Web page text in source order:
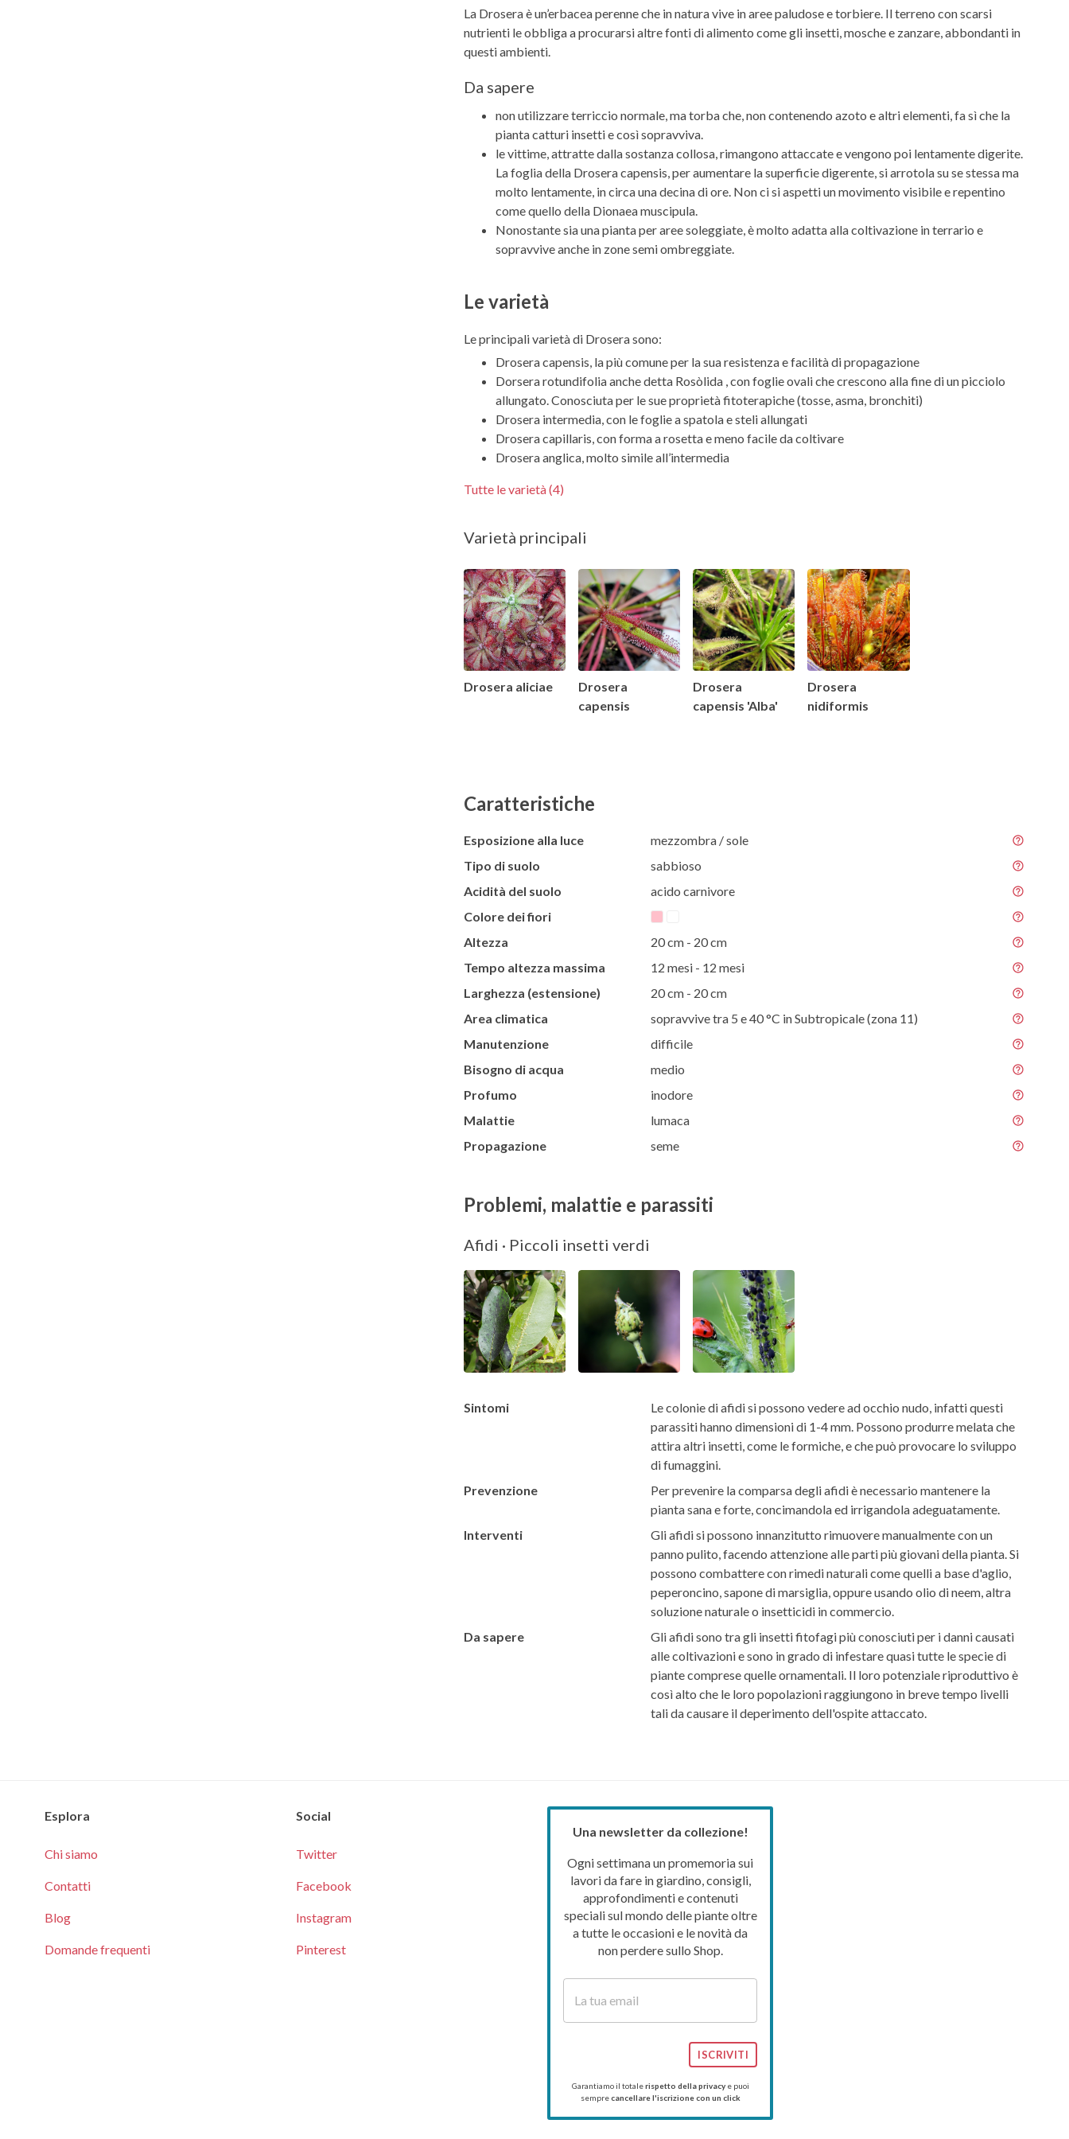
La Drosera è un’erbacea perenne che in natura vive in aree paludose e torbiere. Il terreno con scarsi
nutrienti le obbliga a procurarsi altre fonti di alimento come gli insetti, mosche e zanzare, abbondanti in
questi ambienti.
Da sapere
non utilizzare terriccio normale, ma torba che, non contenendo azoto e altri elementi, fa sì che la
pianta catturi insetti e così sopravviva.
le vittime, attratte dalla sostanza collosa, rimangono attaccate e vengono poi lentamente digerite.
La foglia della Drosera capensis, per aumentare la superficie digerente, si arrotola su se stessa ma
molto lentamente, in circa una decina di ore. Non ci si aspetti un movimento visibile e repentino
come quello della Dionaea muscipula.
Nonostante sia una pianta per aree soleggiate, è molto adatta alla coltivazione in terrario e
sopravvive anche in zone semi ombreggiate.
Le varietà
Le principali varietà di Drosera sono:
Drosera capensis, la più comune per la sua resistenza e facilità di propagazione
Dorsera rotundifolia anche detta Rosòlida , con foglie ovali che crescono alla fine di un picciolo
allungato. Conosciuta per le sue proprietà fitoterapiche (tosse, asma, bronchiti)
Drosera intermedia, con le foglie a spatola e steli allungati
Drosera capillaris, con forma a rosetta e meno facile da coltivare
Drosera anglica, molto simile all’intermedia
Tutte le varietà (4)
Varietà principali
Drosera aliciae
Drosera
capensis
Drosera
capensis 'Alba'
Drosera
nidiformis
Caratteristiche
Esposizione alla luce
mezzombra / sole
Tipo di suolo
sabbioso
Acidità del suolo
acido carnivore
Colore dei fiori
Altezza
20 cm - 20 cm
Tempo altezza massima
12 mesi - 12 mesi
Larghezza (estensione)
20 cm - 20 cm
Area climatica
sopravvive tra 5 e 40 °C in Subtropicale (zona 11)
Manutenzione
difficile
Bisogno di acqua
medio
Profumo
inodore
Malattie
lumaca
Propagazione
seme
Problemi, malattie e parassiti
Afidi · Piccoli insetti verdi
Sintomi
Le colonie di afidi si possono vedere ad occhio nudo, infatti questi
parassiti hanno dimensioni di 1-4 mm. Possono produrre melata che
attira altri insetti, come le formiche, e che può provocare lo sviluppo
di fumaggini.
Prevenzione
Per prevenire la comparsa degli afidi è necessario mantenere la
pianta sana e forte, concimandola ed irrigandola adeguatamente.
Interventi
Gli afidi si possono innanzitutto rimuovere manualmente con un
panno pulito, facendo attenzione alle parti più giovani della pianta. Si
possono combattere con rimedi naturali come quelli a base d'aglio,
peperoncino, sapone di marsiglia, oppure usando olio di neem, altra
soluzione naturale o insetticidi in commercio.
Da sapere
Gli afidi sono tra gli insetti fitofagi più conosciuti per i danni causati
alle coltivazioni e sono in grado di infestare quasi tutte le specie di
piante comprese quelle ornamentali. Il loro potenziale riproduttivo è
così alto che le loro popolazioni raggiungono in breve tempo livelli
tali da causare il deperimento dell'ospite attaccato.
Esplora
Chi siamo
Contatti
Blog
Domande frequenti
Social
Twitter
Facebook
Instagram
Pinterest
Una newsletter da collezione!
Ogni settimana un promemoria sui
lavori da fare in giardino, consigli,
approfondimenti e contenuti
speciali sul mondo delle piante oltre
a tutte le occasioni e le novità da
non perdere sullo Shop.
ISCRIVITI
Garantiamo il totalerispetto della privacye puoi
semprecancellare l'iscrizione con un click